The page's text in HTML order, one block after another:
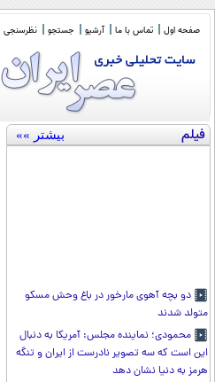
صفحه اول تماس با ما آرشیو جستجو نظرسنجی
فیلم بیشتر »»
دو بچه آهوی مارخور در باغ وحش مسکو
متولد شدند
محمودی؛ نماینده مجلس: آمریکا به دنبال
این است که سه تصویر نادرست از ایران و تنگه
هرمز به دنیا نشان دهد